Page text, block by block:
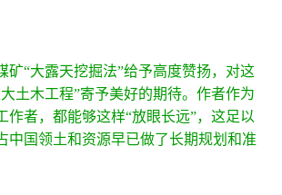
矿“大露天挖掘法”给予高度赞扬，对这
土木工程”寄予美好的期待。作者作为
作者，都能够这样“放眼长远”，这足以
中国领土和资源早已做了长期规划和准